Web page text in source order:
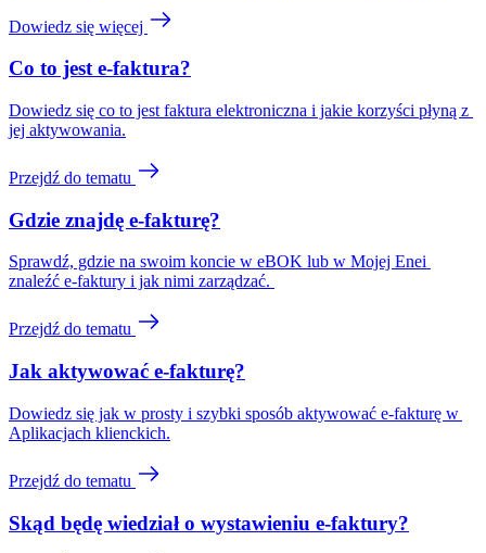
Dowiedz się więcej
Co to jest e-faktura?
Dowiedz się co to jest faktura elektroniczna i jakie korzyści płyną z
jej aktywowania.
Przejdź do tematu
Gdzie znajdę e-fakturę?
Sprawdź, gdzie na swoim koncie w eBOK lub w Mojej Enei
znaleźć e-faktury i jak nimi zarządzać.
Przejdź do tematu
Jak aktywować e-fakturę?
Dowiedz się jak w prosty i szybki sposób aktywować e-fakturę w
Aplikacjach klienckich.
Przejdź do tematu
Skąd będę wiedział o wystawieniu e-faktury?